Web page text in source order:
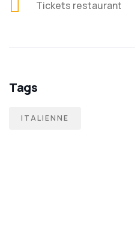
Tickets restaurant
Tags
ITALIENNE